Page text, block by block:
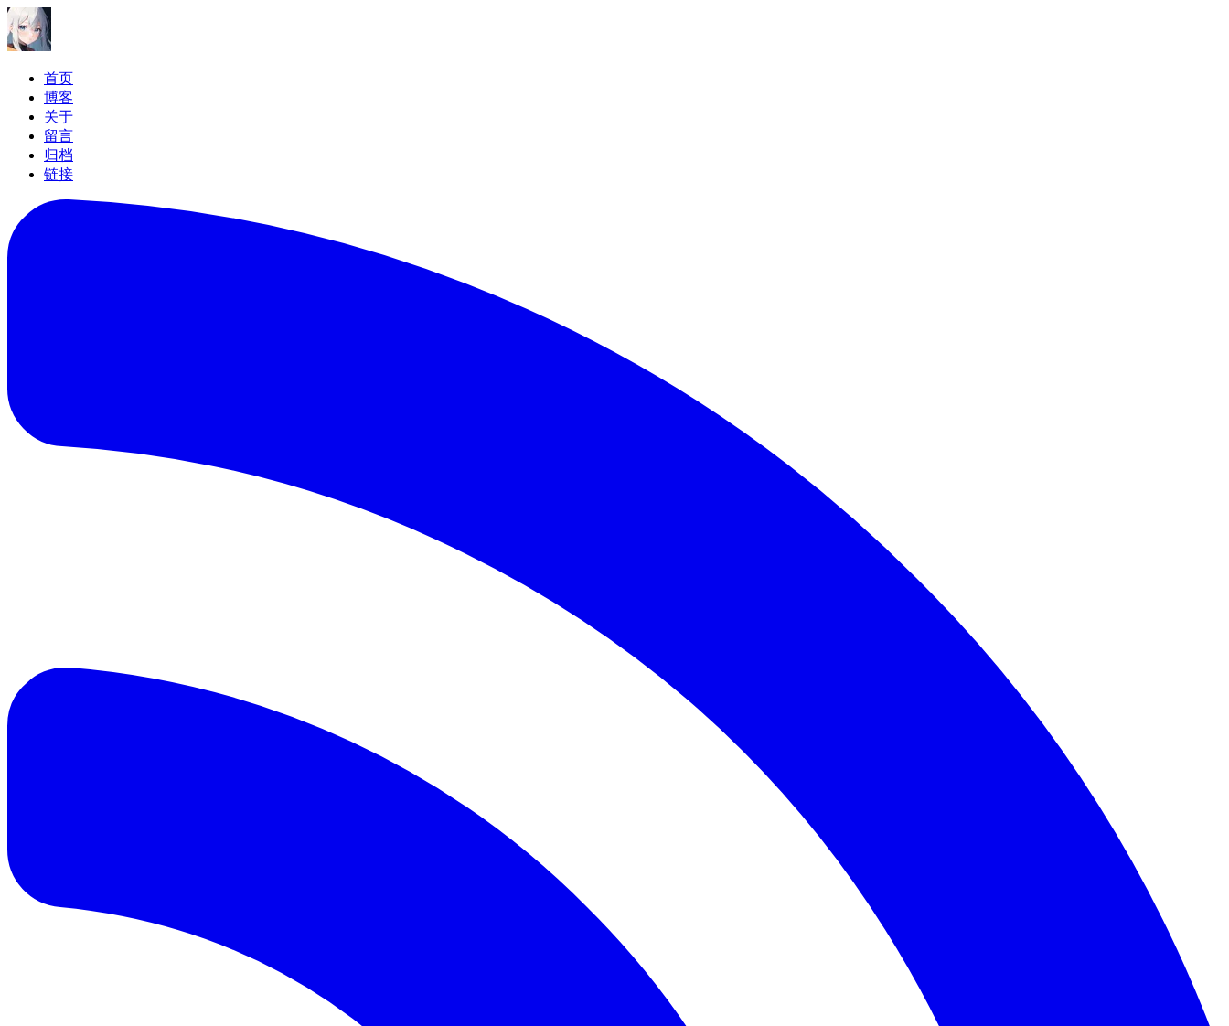
首页
博客
关于
留言
归档
链接